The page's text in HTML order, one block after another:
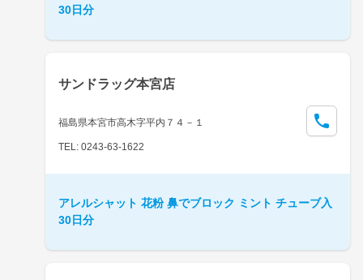
30日分
サンドラッグ本宮店
福島県本宮市高木字平内７４－１
TEL: 0243-63-1622
アレルシャット 花粉 鼻でブロック ミント チューブ入
30日分